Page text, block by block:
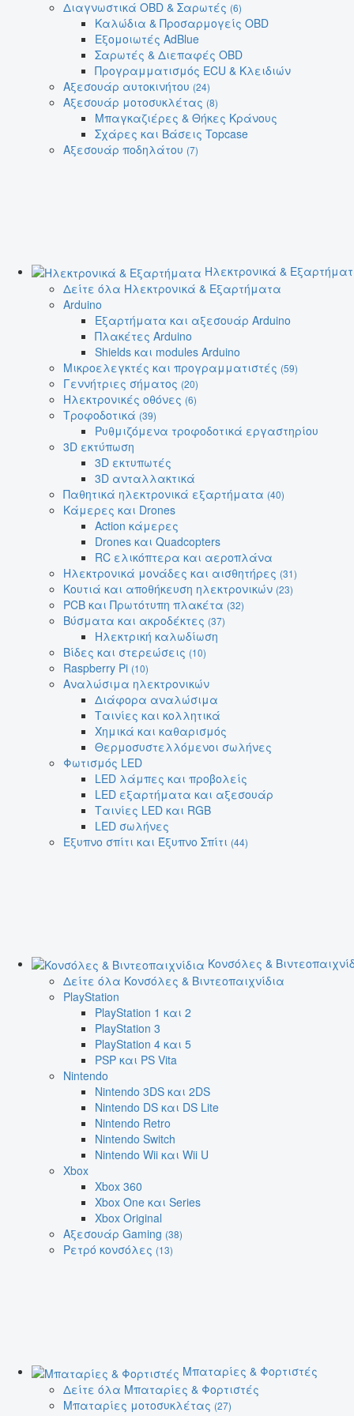
Διαγνωστικά OBD & Σαρωτές (6)
Καλώδια & Προσαρμογείς OBD
Εξομοιωτές AdBlue
Σαρωτές & Διεπαφές OBD
Προγραμματισμός ECU & Κλειδιών
Αξεσουάρ αυτοκινήτου (24)
Αξεσουάρ μοτοσυκλέτας (8)
Μπαγκαζιέρες & Θήκες Κράνους
Σχάρες και Βάσεις Topcase
Αξεσουάρ ποδηλάτου (7)
Ηλεκτρονικά &
Δείτε όλα Ηλεκτρονικά & Εξαρτήματα
Arduino
Εξαρτήματα και αξεσουάρ Arduino
Πλακέτες Arduino
Shields και modules Arduino
Μικροελεγκτές και προγραμματιστές (59)
Γεννήτριες σήματος (20)
Ηλεκτρονικές οθόνες (6)
Τροφοδοτικά (39)
Ρυθμιζόμενα τροφοδοτικά εργαστηρίου
3D εκτύπωση
3D εκτυπωτές
3D ανταλλακτικά
Παθητικά ηλεκτρονικά εξαρτήματα (40)
Κάμερες και Drones
Action κάμερες
Drones και Quadcopters
RC ελικόπτερα και αεροπλάνα
Ηλεκτρονικά μονάδες και αισθητήρες (31)
Κουτιά και αποθήκευση ηλεκτρονικών (23)
PCB και Πρωτότυπη πλακέτα (32)
Βύσματα και ακροδέκτες (37)
Ηλεκτρική καλωδίωση
Βίδες και στερεώσεις (10)
Raspberry Pi (10)
Αναλώσιμα ηλεκτρονικών
Διάφορα αναλώσιμα
Ταινίες και κολλητικά
Χημικά και καθαρισμός
Θερμοσυστελλόμενοι σωλήνες
Φωτισμός LED
LED λάμπες και προβολείς
LED εξαρτήματα και αξεσουάρ
Ταινίες LED και RGB
LED σωλήνες
Έξυπνο σπίτι και Έξυπνο Σπίτι (44)
Κονσόλες &
Δείτε όλα Κονσόλες & Βιντεοπαιχνίδια
PlayStation
PlayStation 1 και 2
PlayStation 3
PlayStation 4 και 5
PSP και PS Vita
Nintendo
Nintendo 3DS και 2DS
Nintendo DS και DS Lite
Nintendo Retro
Nintendo Switch
Nintendo Wii και Wii U
Xbox
Xbox 360
Xbox One και Series
Xbox Original
Αξεσουάρ Gaming (38)
Ρετρό κονσόλες (13)
Μπαταρίες & Φορτιστές
Δείτε όλα Μπαταρίες & Φορτιστές
Μπαταρίες μοτοσυκλέτας (27)